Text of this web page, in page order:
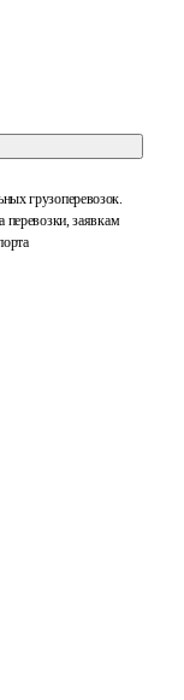
грузоперевозок.
перевозки, заявкам